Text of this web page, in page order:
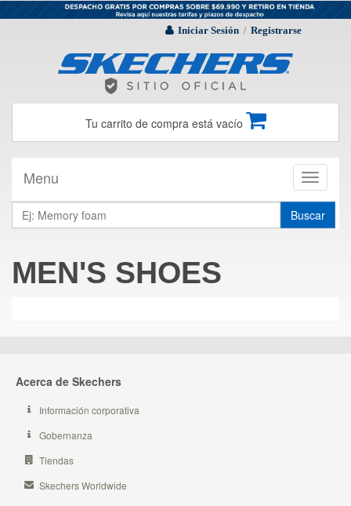
Iniciar Sesión / Registrarse
Tu carrito de compra está vacío
Toggle
Menu
Buscar
MEN'S SHOES
Acerca de Skechers
Información corporativa
Gobernanza
Tiendas
Skechers Worldwide